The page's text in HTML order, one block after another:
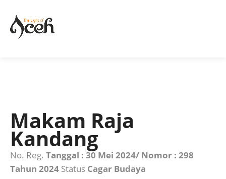
Makam Raja
Kandang
No. Reg. Tanggal : 30 Mei 2024/ Nomor : 298
Tahun 2024 Status Cagar Budaya